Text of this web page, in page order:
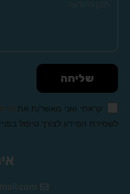
שליחה
קראתי ואני מאשר/ת את
לשמירת המידע לצורך טיפול